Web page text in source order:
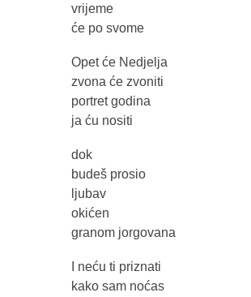
vrijeme
će po svome
Opet će Nedjelja
zvona će zvoniti
portret godina
ja ću nositi
dok
budeš prosio
ljubav
okićen
granom jorgovana
I neću ti priznati
kako sam noćas